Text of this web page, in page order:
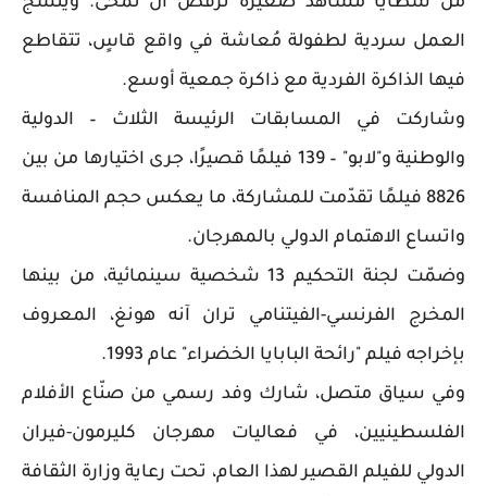
العمل سردية لطفولة مُعاشة في واقع قاسٍ، تتقاطع
فيها الذاكرة الفردية مع ذاكرة جمعية أوسع.
وشاركت في المسابقات الرئيسة الثلاث – الدولية
والوطنية و"لابو" – 139 فيلمًا قصيرًا، جرى اختيارها من بين
8826 فيلمًا تقدّمت للمشاركة، ما يعكس حجم المنافسة
واتساع الاهتمام الدولي بالمهرجان.
وضمّت لجنة التحكيم 13 شخصية سينمائية، من بينها
المخرج الفرنسي-الفيتنامي تران آنه هونغ، المعروف
بإخراجه فيلم "رائحة البابايا الخضراء" عام 1993.
وفي سياق متصل، شارك وفد رسمي من صنّاع الأفلام
الفلسطينيين، في فعاليات مهرجان كليرمون-فيران
الدولي للفيلم القصير لهذا العام، تحت رعاية وزارة الثقافة